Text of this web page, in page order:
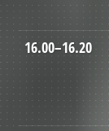
16.00–16.20